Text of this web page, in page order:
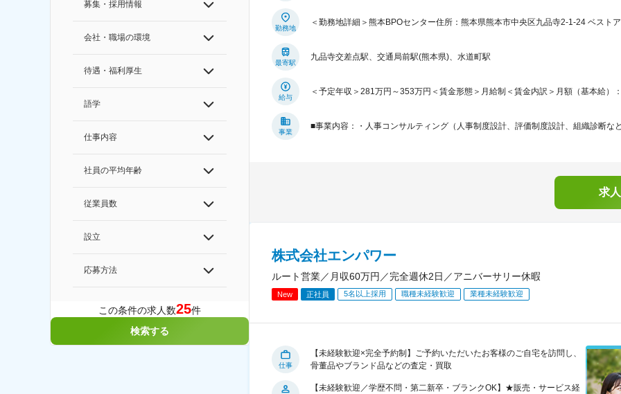
募集・採用情報
会社・職場の環境
待遇・福利厚生
語学
仕事内容
社員の平均年齢
従業員数
設立
応募方法
この条件の求人数25件
検索する
勤務地
＜勤務地詳細＞熊本BPOセンター住所：熊本県熊本市中央区九品寺2-1-24 ベスト
最寄駅
九品寺交差点駅、交通局前駅(熊本県)、水道町駅
給与
＜予定年収＞281万円～353万円＜賃金形態＞月給制＜賃金内訳＞月額（基本給）
事業
■事業内容：・人事コンサルティング（人事制度設計、評価制度設計、組織診断な
求
株式会社エンパワー
ルート営業／月収60万円／完全週休2日／アニバーサリー休暇
New 正社員 5名以上採用 職種未経験歓迎 業種未経験歓迎
仕事
【未経験歓迎×完全予約制】ご予約いただいたお客様のご自宅を訪問し、
骨董品やブランド品などの査定・買取
【未経験歓迎／学歴不問・第二新卒・ブランクOK】★販売・サービス経